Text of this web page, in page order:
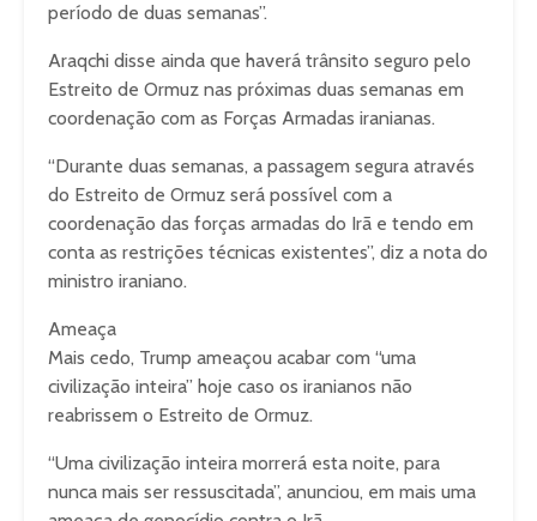
período de duas semanas”.
Araqchi disse ainda que haverá trânsito seguro pelo
Estreito de Ormuz nas próximas duas semanas em
coordenação com as Forças Armadas iranianas.
“Durante duas semanas, a passagem segura através
do Estreito de Ormuz será possível com a
coordenação das forças armadas do Irã e tendo em
conta as restrições técnicas existentes”, diz a nota do
ministro iraniano.
Ameaça
Mais cedo, Trump ameaçou acabar com “uma
civilização inteira” hoje caso os iranianos não
reabrissem o Estreito de Ormuz.
“Uma civilização inteira morrerá esta noite, para
nunca mais ser ressuscitada”, anunciou, em mais uma